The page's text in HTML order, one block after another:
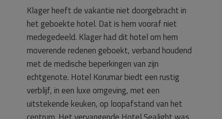
Klager heeft de vakantie niet doorgebracht in
het geboekte hotel. Dat is hem vooraf niet
medegedeeld. Klager had dit hotel om hem
moverende redenen geboekt, verband houdend
met de medische beperkingen van zijn
echtgenote. Hotel Korumar biedt een rustig
verblijf, in een luxe omgeving, met een
uitstekende keuken, op loopafstand van het